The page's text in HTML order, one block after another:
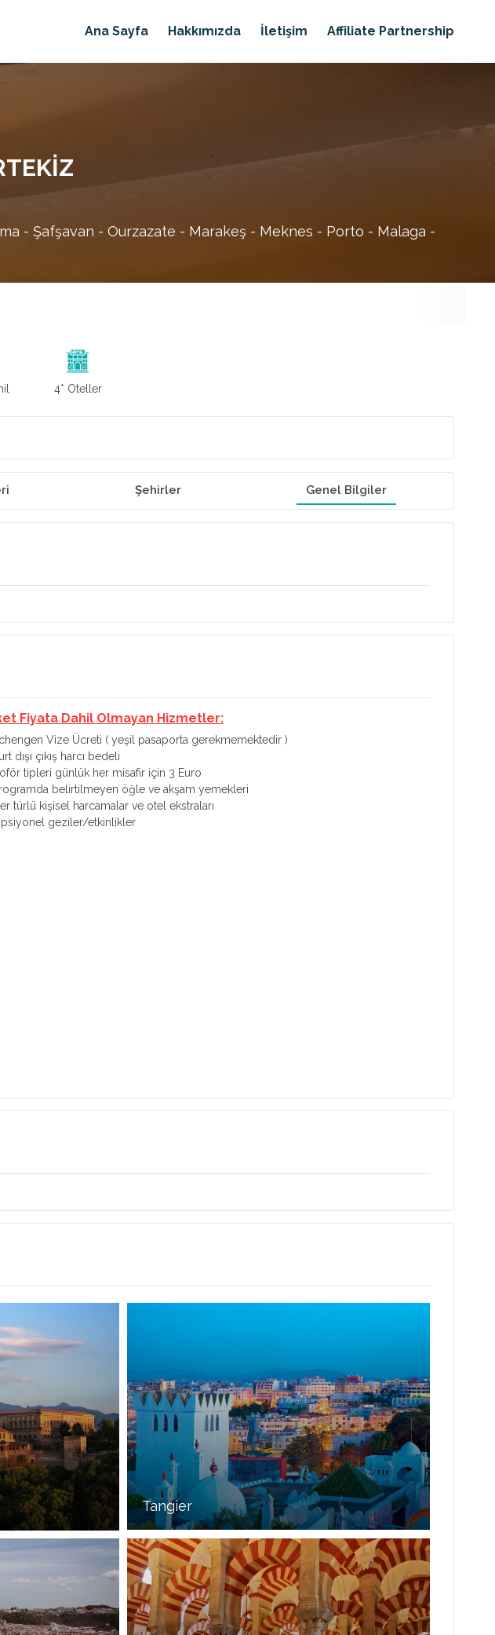
Ana Sayfa Hakkımızda İletişim Affiliate Partnership
- Şafşavan - Ourzazate - Marakeş - Meknes - Porto - Malaga -
4* Oteller
Şehirler Genel Bilgiler
Fiyata Dahil Olmayan Hizmetler:
Vize Ücreti ( yeşil pasaporta gerekmemektedir )
dışı çıkış harcı bedeli
tipleri günlük her misafir için 3 Euro
belirtilmeyen öğle ve akşam yemekleri
türlü kişisel harcamalar ve otel ekstraları
geziler/etkinlikler
Tangier